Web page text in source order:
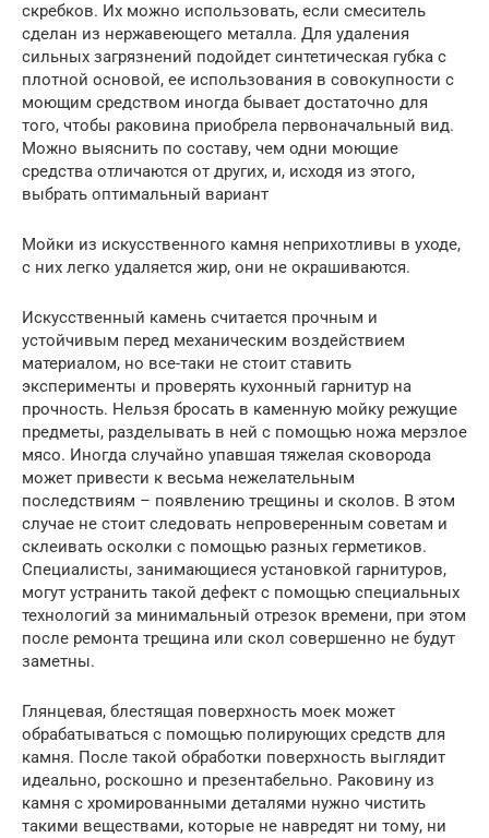
скребков. Их можно использовать, если смеситель
сделан из нержавеющего металла. Для удаления
сильных загрязнений подойдет синтетическая губка с
плотной основой, ее использования в совокупности с
моющим средством иногда бывает достаточно для
того, чтобы раковина приобрела первоначальный вид.
Можно выяснить по составу, чем одни моющие
средства отличаются от других, и, исходя из этого,
выбрать оптимальный вариант
Мойки из искусственного камня неприхотливы в уходе,
с них легко удаляется жир, они не окрашиваются.
Искусственный камень считается прочным и
устойчивым перед механическим воздействием
материалом, но все-таки не стоит ставить
эксперименты и проверять кухонный гарнитур на
прочность. Нельзя бросать в каменную мойку режущие
предметы, разделывать в ней с помощью ножа мерзлое
мясо. Иногда случайно упавшая тяжелая сковорода
может привести к весьма нежелательным
последствиям – появлению трещины и сколов. В этом
случае не стоит следовать непроверенным советам и
склеивать осколки с помощью разных герметиков.
Специалисты, занимающиеся установкой гарнитуров,
могут устранить такой дефект с помощью специальных
технологий за минимальный отрезок времени, при этом
после ремонта трещина или скол совершенно не будут
заметны.
Глянцевая, блестящая поверхность моек может
обрабатываться с помощью полирующих средств для
камня. После такой обработки поверхность выглядит
идеально, роскошно и презентабельно. Раковину из
камня с хромированными деталями нужно чистить
такими веществами, которые не навредят ни тому, ни